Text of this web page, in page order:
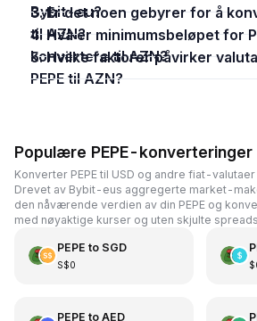
Bybit-eu?
3. Er det noen gebyrer for å konvertere PEPE
til AZN?
4. Hva er minimumsbeløpet for PEPE jeg kan
konvertere til AZN?
5. Hvilke faktorer påvirker valutakursen fra
PEPE til AZN?
Populære PEPE-konverteringer
Konverter PEPE til USD og andre fiat-
Drevet av Bybit-eus aggregerte market-
den nåværende verdien av din PEPE og
med nøyaktige kurser og uten skjulte
PEPE to SGD
S$0
PEPE to AED